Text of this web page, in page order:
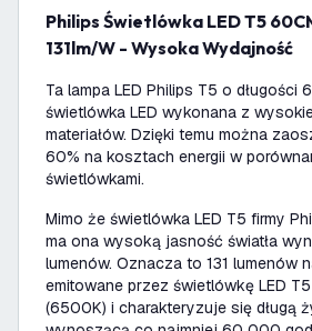
Philips Świetlówka LED T5 60CM - 8W - 6500K -
131lm/W - Wysoka Wydajność
Ta lampa LED Philips T5 o długości
świetlówka LED wykonana z
materiałów. Dzięki temu można
60% na kosztach energii w
świetlówkami.
Mimo że świetlówka LED T5 firmy
ma ona wysoką jasność światła
lumenów. Oznacza to 131 lumenów
emitowane przez świetlówkę LED T5
(6500K) i charakteryzuje się długą